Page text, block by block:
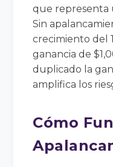
que representa
Sin
crecimiento del
ganancia de
duplicado la
amplifica los
Cómo